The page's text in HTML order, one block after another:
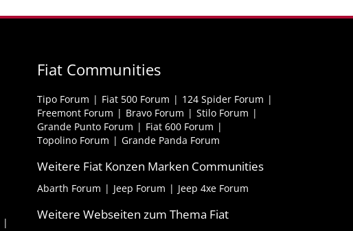
Fiat Communities
Tipo Forum Fiat 500 Forum
124 Spider Forum
Freemont Forum
Bravo Forum
Stilo Forum
Grande Punto Forum
Fiat 600 Forum
Topolino Forum
Grande Panda Forum
Weitere Fiat Konzen Marken Communities
Abarth Forum Jeep Forum Jeep 4xe Forum
Weitere Webseiten zum Thema Fiat